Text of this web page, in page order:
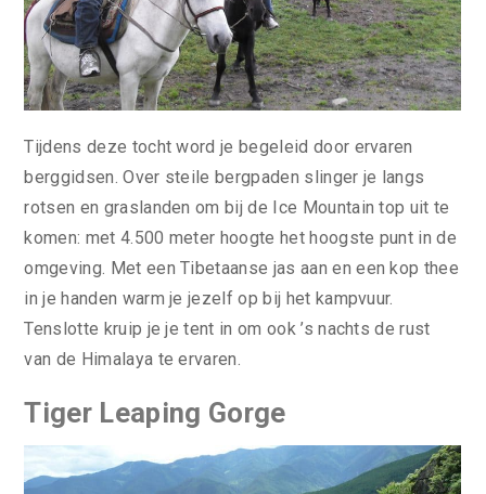
Tijdens deze tocht word je begeleid door ervaren
berggidsen. Over steile bergpaden slinger je langs
rotsen en graslanden om bij de Ice Mountain top uit te
komen: met 4.500 meter hoogte het hoogste punt in de
omgeving. Met een Tibetaanse jas aan en een kop thee
in je handen warm je jezelf op bij het kampvuur.
Tenslotte kruip je je tent in om ook ’s nachts de rust
van de Himalaya te ervaren.
Tiger Leaping Gorge